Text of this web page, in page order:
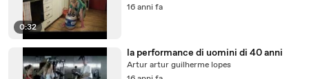
0:32
16 anni fa
la performance di uomini di 40 anni
Artur artur guilherme lopes